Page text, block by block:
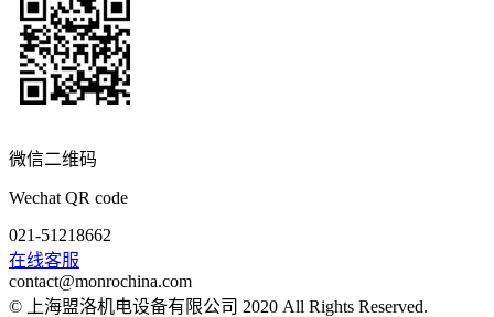
微信二维码
Wechat QR code
021-51218662
在线客服
contact@monrochina.com
© 上海盟洛机电设备有限公司 2020 All Rights Reserved.